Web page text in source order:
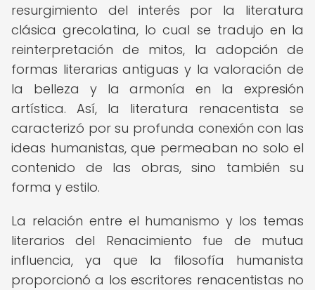
resurgimiento del interés por la literatura
clásica grecolatina, lo cual se tradujo en la
reinterpretación de mitos, la adopción de
formas literarias antiguas y la valoración de
la belleza y la armonía en la expresión
artística. Así, la literatura renacentista se
caracterizó por su profunda conexión con las
ideas humanistas, que permeaban no solo el
contenido de las obras, sino también su
forma y estilo.
La relación entre el humanismo y los temas
literarios del Renacimiento fue de mutua
influencia, ya que la filosofía humanista
proporcionó a los escritores renacentistas no